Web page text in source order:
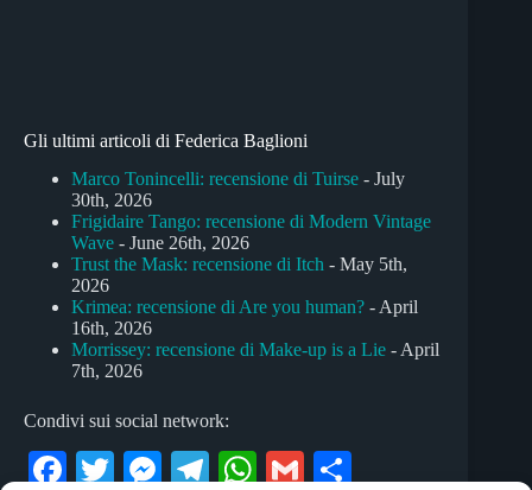
Gli ultimi articoli di Federica Baglioni
Marco Tonincelli: recensione di Tuirse - July
30th, 2026
Frigidaire Tango: recensione di Modern Vintage
Wave - June 26th, 2026
Trust the Mask: recensione di Itch - May 5th,
2026
Krimea: recensione di Are you human? - April
16th, 2026
Morrissey: recensione di Make-up is a Lie - April
7th, 2026
Condivi sui social network:
Fa T M Te W G C